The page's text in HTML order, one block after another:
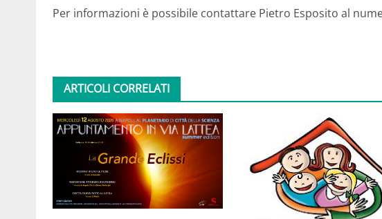
Per informazioni è possibile contattare Pietro Esposito al
ARTICOLI CORRELATI